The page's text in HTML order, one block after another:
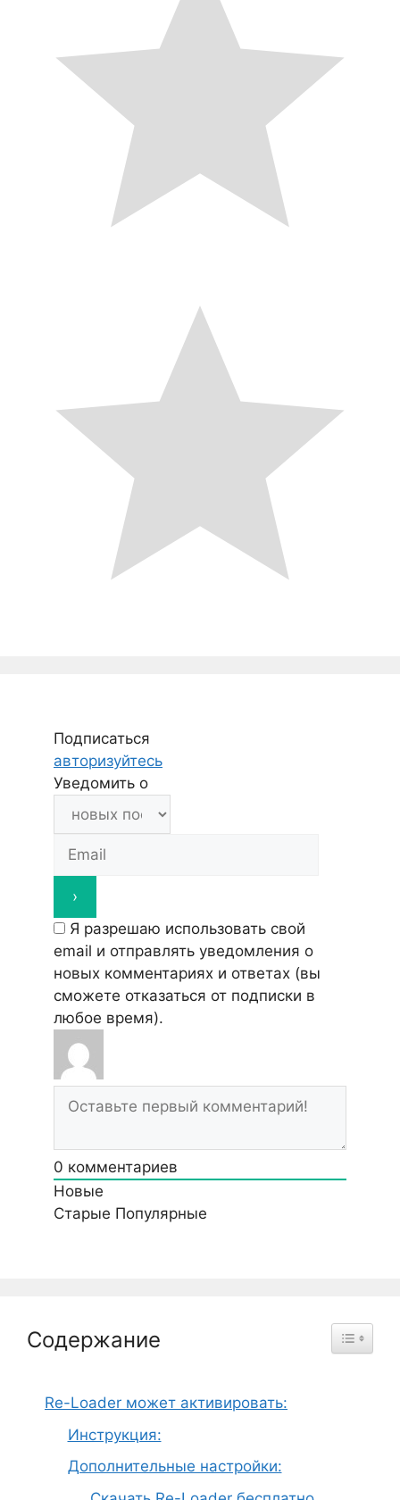
Подписаться
авторизуйтесь
Уведомить о
Я разрешаю использовать свой
email и отправлять уведомления о
новых комментариях и ответах (вы
cможете отказаться от подписки в
любое время).
0 комментариев
Новые
Старые Популярные
Содержание
Re-Loader может активировать:
Инструкция:
Дополнительные настройки: